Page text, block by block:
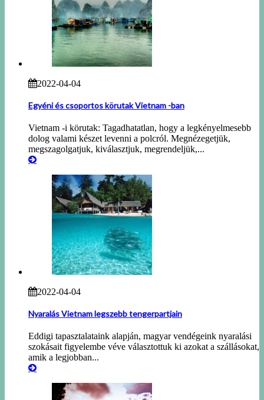
2022-04-04
Egyéni és csoportos körutak Vietnam -ban
Vietnam -i körutak: Tagadhatatlan, hogy a legkényelmesebb
dolog valami készet levenni a polcról. Megnézegetjük,
megszagolgatjuk, kiválasztjuk, megrendeljük,...
2022-04-04
Nyaralás Vietnam legszebb tengerpartjain
Eddigi tapasztalataink alapján, magyar vendégeink nyaralási
szokásait figyelembe véve választottuk ki azokat a szállásokat,
amik a legjobban...